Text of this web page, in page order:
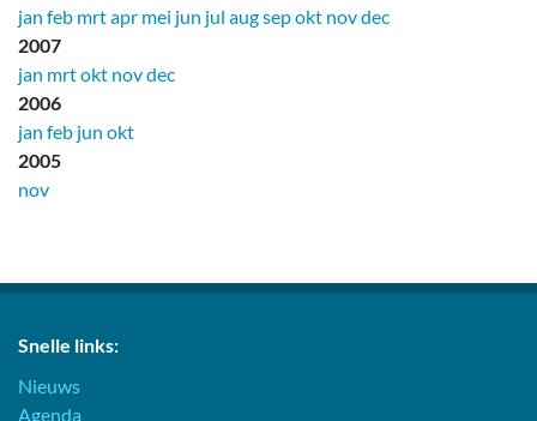
jan feb mrtapr mei jun jul augsepokt novdec
2007
jan mrtokt novdec
2006
jan feb jun okt
2005
nov
Snelle links:
Nieuws
Agenda